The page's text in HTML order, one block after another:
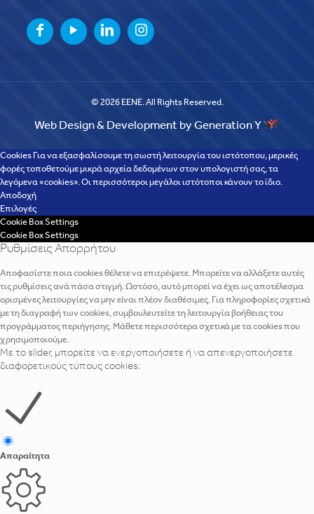
© 2026 EENE. All Rights Reserved.
Web Design & Development by Generation Y
Cookies Για να εξασφαλίσουμε τη σωστή λειτουργία του ιστότοπου, μερικές
φορές τοποθετούμε μικρά αρχεία δεδομένων στον υπολογιστή σας, τα
λεγόμενα «cookies». Οι περισσότεροι μεγάλοι ιστότοποι κάνουν το ίδιο.
Αποδοχή
Επιλογές
Cookie Box Settings
Cookie Box Settings
Ρυθμίσεις Απορρήτου
Αποφασίστε ποια cookies θέλετε να επιτρέψετε. Μπορείτε να αλλάξετε αυτές
τις ρυθμίσεις ανά πάσα στιγμή. Ωστόσο, αυτό μπορεί να έχει ως αποτέλεσμα
ορισμένες λειτουργίες να μην είναι πλέον διαθέσιμες. Για πληροφορίες σχετικά
με τη διαγραφή των cookies, συμβουλευτείτε τη λειτουργία βοήθειας του
προγράμματος περιήγησης. Μάθετε περισσότερα σχετικά με τα cookies που
χρησιμοποιούμε.
Με το slider, μπορείτε να ενεργοποιήσετε ή να απενεργοποιήσετε
διαφορετικούς τύπους cookies:
Απαραίτητα